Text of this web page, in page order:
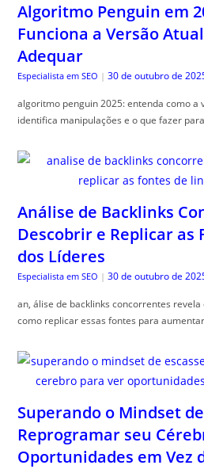
Algoritmo Penguin em
Funciona a Versão
Adequar
Especialista em SEO | 30 de outubro de
algoritmo penguin 2025: entenda como a
identifica manipulações e o que fazer
Análise de Backlinks
Descobrir e Replicar as
dos Líderes
Especialista em SEO | 30 de outubro de
an, álise de backlinks concorrentes
como replicar essas fontes para
Superando o Mindset
Reprogramar seu
Oportunidades em Vez